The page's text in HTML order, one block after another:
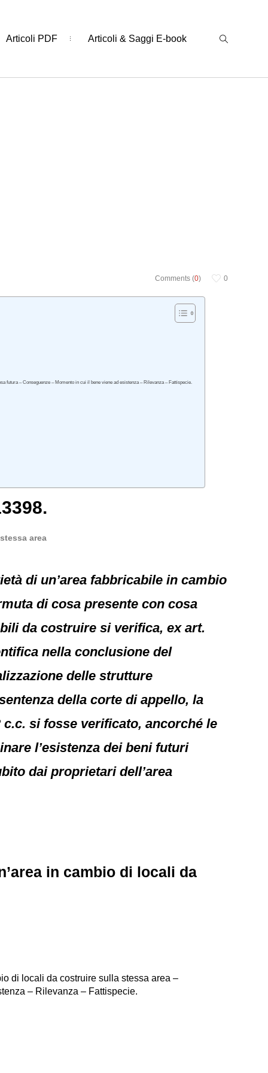
Articoli PDF Articoli & Saggi E-book
Comments (0) 0
futura – Conseguenze – Momento in cui il bene viene ad esistenza – Rilevanza – Fattispecie.
area
di un’area fabbricabile in cambio
di cosa presente con cosa
da costruire si verifica, ex art.
nella conclusione del
delle strutture
della corte di appello, la
si fosse verificato, ancorché le
l’esistenza dei beni futuri
dai proprietari dell’area
in cambio di locali da
di locali da costruire sulla stessa area –
– Rilevanza – Fattispecie.